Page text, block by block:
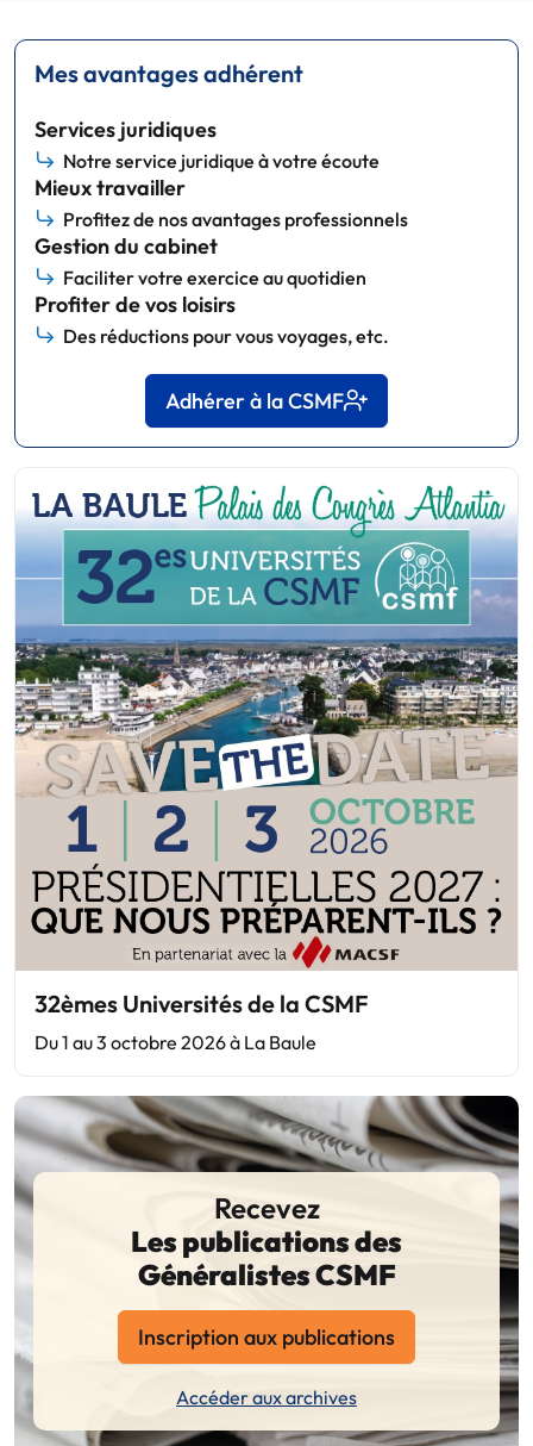
Mes avantages adhérent
Services juridiques
Notre service juridique à votre écoute
Mieux travailler
Profitez de nos avantages professionnels
Gestion du cabinet
Faciliter votre exercice au quotidien
Profiter de vos loisirs
Des réductions pour vous voyages, etc.
Adhérer à la CSMF
32èmes Universités de la CSMF
Du 1 au 3 octobre 2026 à La Baule
Recevez
Les publications des
Généralistes CSMF
Inscription aux publications
Accéder aux archives